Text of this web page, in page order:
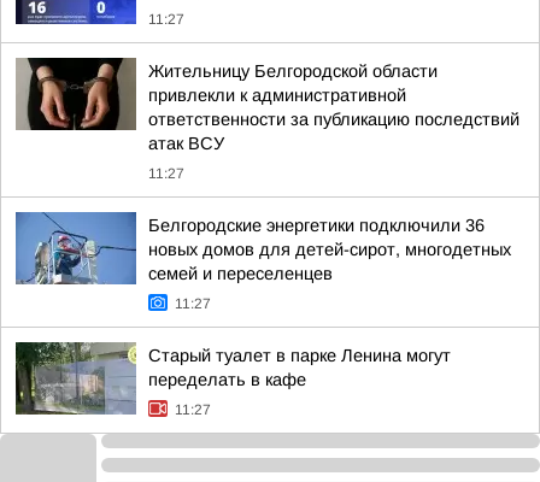
11:27
Жительницу Белгородской области
привлекли к административной
ответственности за публикацию последствий
атак ВСУ
11:27
Белгородские энергетики подключили 36
новых домов для детей-сирот, многодетных
семей и переселенцев
11:27
Старый туалет в парке Ленина могут
переделать в кафе
11:27